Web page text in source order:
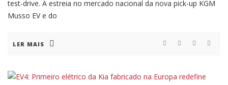
test-drive. A estreia no mercado nacional da nova pick-up KGM
Musso EV e do
LER MAIS